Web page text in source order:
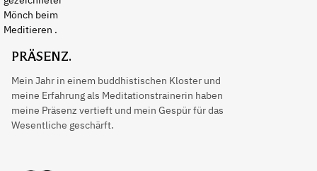
PRÄSENZ.
Mein Jahr in einem buddhistischen Kloster und
meine Erfahrung als Meditationstrainerin haben
meine Präsenz vertieft und mein Gespür für das
Wesentliche geschärft.